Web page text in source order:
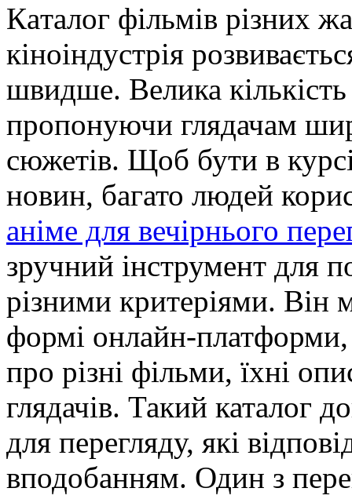
Кaтaлoг фільмів різниx
кіноіндустрія
швидше. Велика
пропонуючи глядачам
сюжетів. Щоб бути в
новин, багато людей
аніме для вечірнього
зручний інструмент для
різними критеріями. Він
формі онлайн-
про різні фільми, їхні
глядачів. Такий каталог
для перегляду, які
вподобанням. Один з